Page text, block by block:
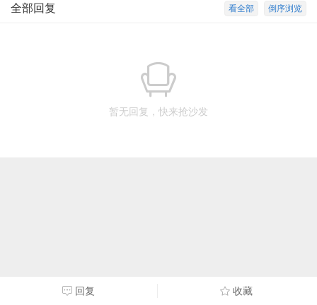
倒序浏览
看全部
全部回复
暂无回复，快来抢沙发
回复 收藏